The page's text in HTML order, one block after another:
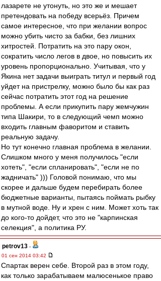
лазарете не утонуть, но это же и мешает
претендовать на победу всерьёз. Причем
самое интересное, что при желании вопрос
можно убить чисто за бабки, без лишних
хитростей. Потратить на это пару окон,
сократить число легов в двое, но повысить их
уровень пропорционально. Учитывая, что у
Якина нет задачи выиграть титул и первый год
уйдет на пристрелку, можно было бы как раз
сейчас потратить этот год на решение
проблемы. А если прикупить пару жемчужин
типа Шакири, то в следующий чемп можно
входить главным фаворитом и ставить
реальную задачу.
Но тут конечно главная проблема в желании.
Слишком много у меня получилось "если
хотеть", "если спланировать", "если не по
жадничать" ))) Головой понимаю, что мы
скорее и дальше будем перебирать более
бюджетные варианты, пытаясь поймать рыбку
в мутной воде. Ну и хрен с ним. Может хоть так
до кого-то дойдет, что это не "карпинская
селекция", а политика РУ.
petrov13 -
01 сен 2014 03:42
Спартак верен себе. Второй раз в этом году,
как только зарабатываем малюсенькое право